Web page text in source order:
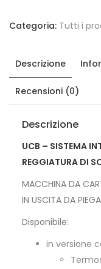
Categoria: Tutti i
Descrizione
Recensioni (0)
Descrizione
UCB – SISTEMA
REGGIATURA DI
MACCHINA DA
IN USCITA DA
Disponibile:
in versione